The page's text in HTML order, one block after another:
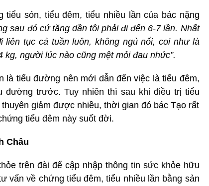
són, tiểu đêm, tiểu nhiều lần của bác nặng
sau đó cứ tăng dần tôi phải đi đến 6-7 lần. Nhất
tục cả tuần luôn, không ngủ nổi, coi như là
người lúc nào cũng mệt mỏi đau nhức”.
là tiểu đường nên mới dẫn đến việc là tiểu đêm,
trước. Tuy nhiên thì sau khi điều trị tiểu
giảm được nhiều, thời gian đó bác Tạo rất
tiểu đêm này suốt đời.
Châu
trên đài để cập nhập thông tin sức khỏe hữu
vấn về chứng tiểu đêm, tiểu nhiều lần bằng sản